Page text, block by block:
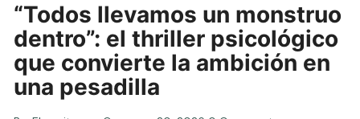
“Todos llevamos un monstruo
dentro”: el thriller psicológico
que convierte la ambición en
una pesadilla